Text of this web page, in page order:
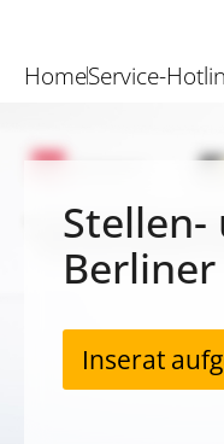
HomeService-
Stellen-
Inserat